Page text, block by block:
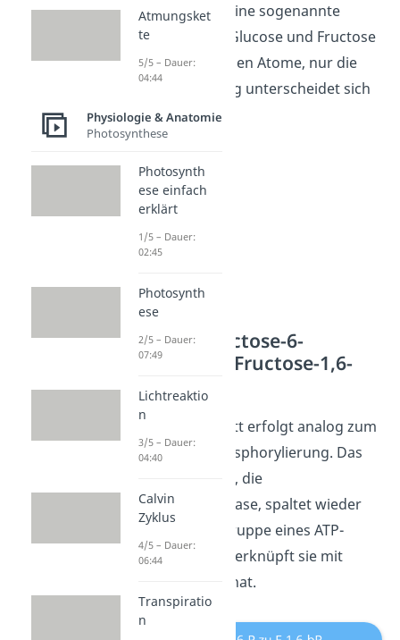
Umlagerung um eine sogenannte
Isomerisierung
. Glucose und Fructose
besitzen die gleichen Atome, nur die
Zusammensetzung unterscheidet sich
jeweils.
Schritt 3: Fructose-6-
phosphat
Fructose-1,6-
bisphosphat
Im nächsten Schritt erfolgt analog zum
1. Schritt eine Phosphorylierung. Das
zuständige Enzym, die
Phosphofructokinase, spaltet wieder
eine Phosphorylgruppe eines ATP-
Moleküls ab und verknüpft sie mit
Fructose-6-phosphat.
Atmungsket
te
5/5 – Dauer:
04:44
Physiologie & Anatomie
Photosynthese
Photosynth
ese einfach
erklärt
1/5 – Dauer:
02:45
Photosynth
ese
2/5 – Dauer:
07:49
Lichtreaktio
n
3/5 – Dauer:
04:40
Calvin
Zyklus
4/5 – Dauer:
06:44
Transpiratio
n